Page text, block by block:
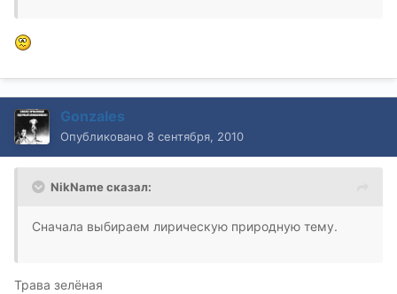
Gonzales
Опубликовано 8 сентября, 2010
NikName сказал:
Сначала выбираем лирическую природную тему.
Трава зелёная